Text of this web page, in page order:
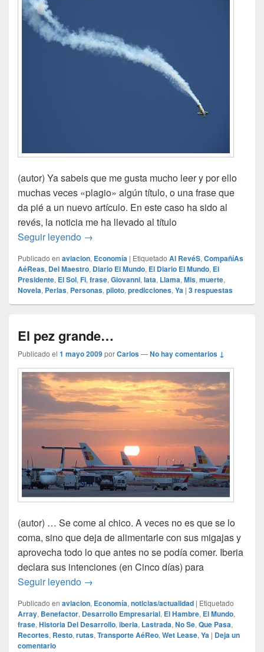
(autor) Ya sabeis que me gusta mucho leer y por ello
muchas veces «plagio» algún título, o una frase que
da pié a un nuevo artículo. En este caso ha sido al
revés, la noticia me ha llevado al título
Seguir leyendo 40 crónicas de muertes anunciadas…
→
Publicado en aviacion, Economía | Etiquetado Al RevéS, CompañíAs
AéReas, Del Maestro, Diario El Mundo, El Diario El Mundo, El
Presidente, El Sol, Fi, frase, Giovanni, Iata, Llama, Mis, muerte,
Novela, Perlas, Personas, piloto, predicciones, Ya | 3respuestas
El pez grande…
Publicado el 1 mayo 2009porCarlos—No hay comentarios ↓
(autor) … Se come al chico. A veces no es que se lo
coma, sino que deja de alimentarle con sus migajas y
aprovecha todo lo que antes no se podía comer. Iberia
declara sus intenciones (en Cinco días) para
Seguir leyendo El pez grande…
→
Publicado en aviacion, Economía, noticias/actualidad | Etiquetado
Array, Benefactor, Desarrollo Empresarial, El Hambre, El Mundo,
frase, Historia Del Desarrollo, iberia, Lastrada, No Se, Que Pasa,
Recortes, Resto, rutas, Transporte AéReo, Wet Lease, Ya | Deja un
comentario